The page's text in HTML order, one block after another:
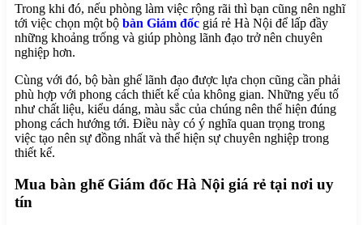
Trong khi đó, nếu phòng làm việc rộng rãi thì bạn cũng nên nghĩ
tới việc chọn một bộ bàn Giám đốc giá rẻ Hà Nội để lấp đầy
những khoảng trống và giúp phòng lãnh đạo trở nên chuyên
nghiệp hơn.
Cùng với đó, bộ bàn ghế lãnh đạo được lựa chọn cũng cần phải
phù hợp với phong cách thiết kế của không gian. Những yếu tố
như chất liệu, kiểu dáng, màu sắc của chúng nên thể hiện đúng
phong cách hướng tới. Điều này có ý nghĩa quan trọng trong
việc tạo nên sự đồng nhất và thể hiện sự chuyên nghiệp trong
thiết kế.
Mua bàn ghế Giám đốc Hà Nội giá rẻ tại nơi uy
tín